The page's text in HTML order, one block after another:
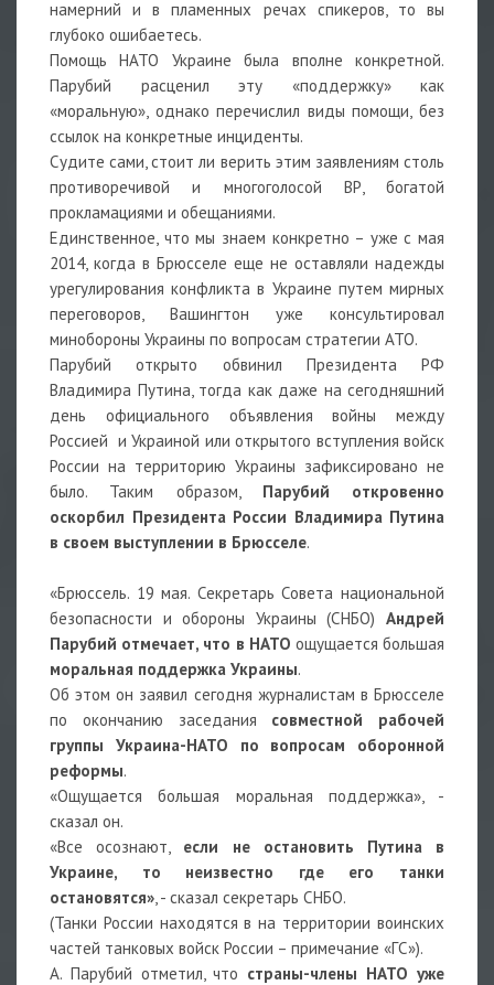
намерний и в пламенных речах спикеров, то вы
глубоко ошибаетесь.
Помощь НАТО Украине была вполне конкретной.
Парубий расценил эту «поддержку» как
«моральную», однако перечислил виды помощи, без
ссылок на конкретные инциденты.
Судите сами, стоит ли верить этим заявлениям столь
противоречивой и многоголосой ВР, богатой
прокламациями и обещаниями.
Единственное, что мы знаем конкретно – уже с мая
2014, когда в Брюсселе еще не оставляли надежды
урегулирования конфликта в Украине путем мирных
переговоров, Вашингтон уже консультировал
минобороны Украины по вопросам стратегии АТО.
Парубий открыто обвинил Президента РФ
Владимира Путина, тогда как даже на сегодняшний
день официального объявления войны между
Россией и Украиной или открытого вступления войск
России на территорию Украины зафиксировано не
было. Таким образом, Парубий откровенно
оскорбил Президента России Владимира Путина
в своем выступлении в Брюсселе.
«Брюссель. 19 мая. Секретарь Совета национальной
безопасности и обороны Украины (СНБО) Андрей
Парубий отмечает, что в НАТО ощущается большая
моральная поддержка Украины.
Об этом он заявил сегодня журналистам в Брюсселе
по окончанию заседания совместной рабочей
группы Украина-НАТО по вопросам оборонной
реформы.
«Ощущается большая моральная поддержка», -
сказал он.
«Все осознают, если не остановить Путина в
Украине, то неизвестно где его танки
остановятся», - сказал секретарь СНБО.
(Танки России находятся в на территории воинских
частей танковых войск России – примечание «ГС»).
А. Парубий отметил, что страны-члены НАТО уже